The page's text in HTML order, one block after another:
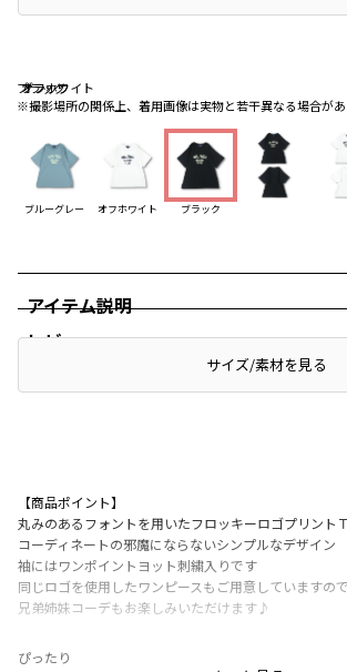
ブラック
※撮影場所の関係上、着用画像は実物と若干異なる場合があ
ブラック
オフホワイト
ブルーグレー オフホワイト ブラック
レビュー
ぴったり
アイテム説明
サイズ/素材を見る
【商品ポイント】
丸みのあるフォントを用いたフロッキーロゴプリント
コーディネートの邪魔にならないシンプルなデザイン
袖にはワンポイントヨット刺繍入りです
同じロゴを使用したワンピースもご用意していますので
兄弟姉妹コーデもお楽しみいただけます♪
【素材/ディティール】